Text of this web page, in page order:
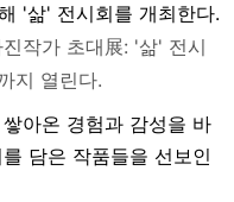
'삶' 전시회를 개최한다.
작가 초대展: '삶' 전시
지 열린다.
아온 경험과 감성을 바
담은 작품들을 선보인